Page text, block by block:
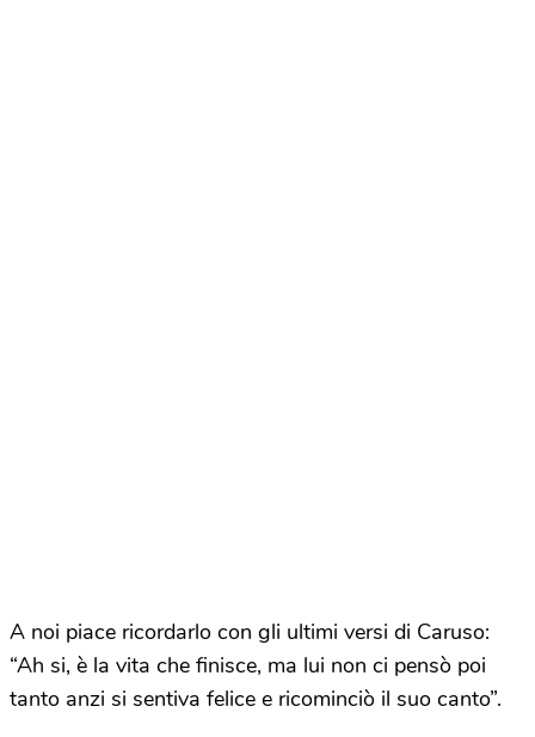
A noi piace ricordarlo con gli ultimi versi di Caruso:
“Ah si, è la vita che finisce, ma lui non ci pensò poi
tanto anzi si sentiva felice e ricominciò il suo canto”.